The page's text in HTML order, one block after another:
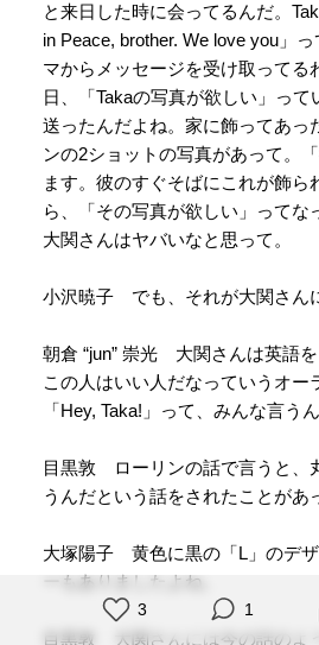
と来日した時に会ってるんだ。
in Peace, brother. We love you」
マからメッセージを受け取ってる
日、「Takaの写真が欲しい」って
送ったんだよね。家に飾ってあっ
ンの2ショットの写真があって。
ます。彼のすぐそばにこれが飾ら
ら、「その写真が欲しい」ってな
大関さんはヤバいなと思って。
小沢暁子 でも、それが大関さん
朝倉 “jun” 崇光 大関さんは英語を
この人はいい人だなっていうオー
「Hey, Taka!」って、みんな言う
目黒敦 ローリンの話で言うと、
うんだという話をされたことがあ
大塚陽子 黄色に黒の「L」のデ
ーもありましたよね。
目黒敦 大関さんには今の話のよ
3 1